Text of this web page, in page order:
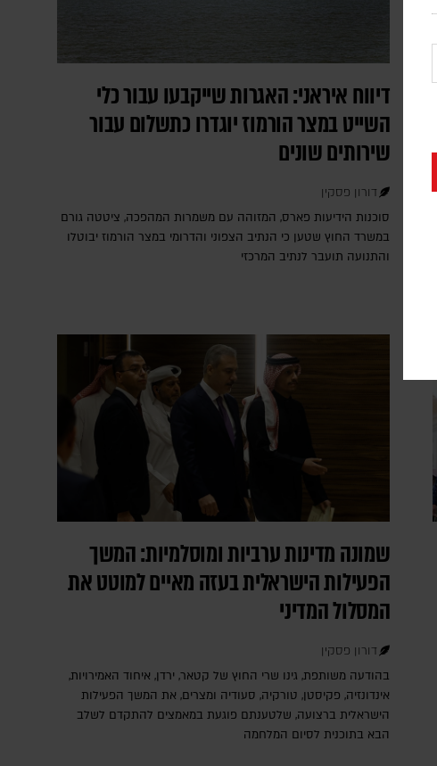
דיווח איראני: האגרות שייקבעו עבור כלי
השייט במצר הורמוז יוגדרו כתשלום עבור
שירותים שונים
דורון פסקין
סוכנות הידיעות פארס, המזוהה עם משמרות המהפכה, ציטטה גורם
במשרד החוץ שטען כי הנתיב הצפוני והדרומי במצר הורמוז יבוטלו
והתנועה תועבר לנתיב המרכזי
שמונה מדינות ערביות ומוסלמיות: המשך
הפעילות הישראלית בעזה מאיים למוטט את
המסלול המדיני
דורון פסקין
בהודעה משותפת, גינו שרי החוץ של קטאר, ירדן, איחוד האמירויות,
אינדונזיה, פקיסטן, טורקיה, סעודיה ומצרים, את המשך הפעילות
הישראלית ברצועה, שלטענתם פוגעת במאמצים להתקדם לשלב
הבא בתוכנית לסיום המלחמה